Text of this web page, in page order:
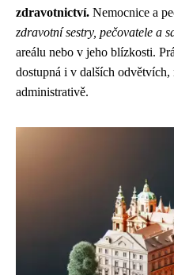
zdravotnictví. Nemocnice a
zdravotní sestry, pečovatele a
areálu nebo v jeho blízkosti.
dostupná i v dalších
administrativě.